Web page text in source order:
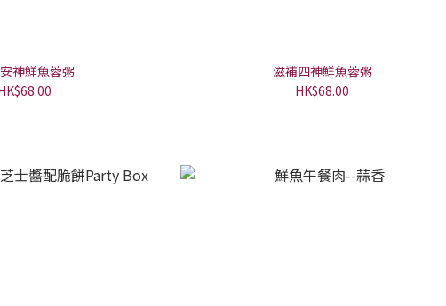
神鮮魚蓉粥
滋補四神鮮魚蓉粥
HK$68.00